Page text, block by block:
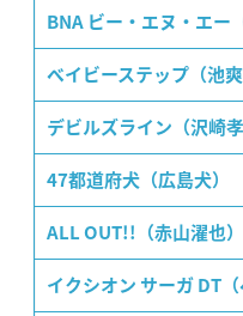
BNA ビー・エヌ・エー
ベイビーステップ（池爽
デビルズライン（沢崎孝
47都道府犬（広島犬）
ALL OUT!!（赤山濯也）
イクシオン サーガ DT（